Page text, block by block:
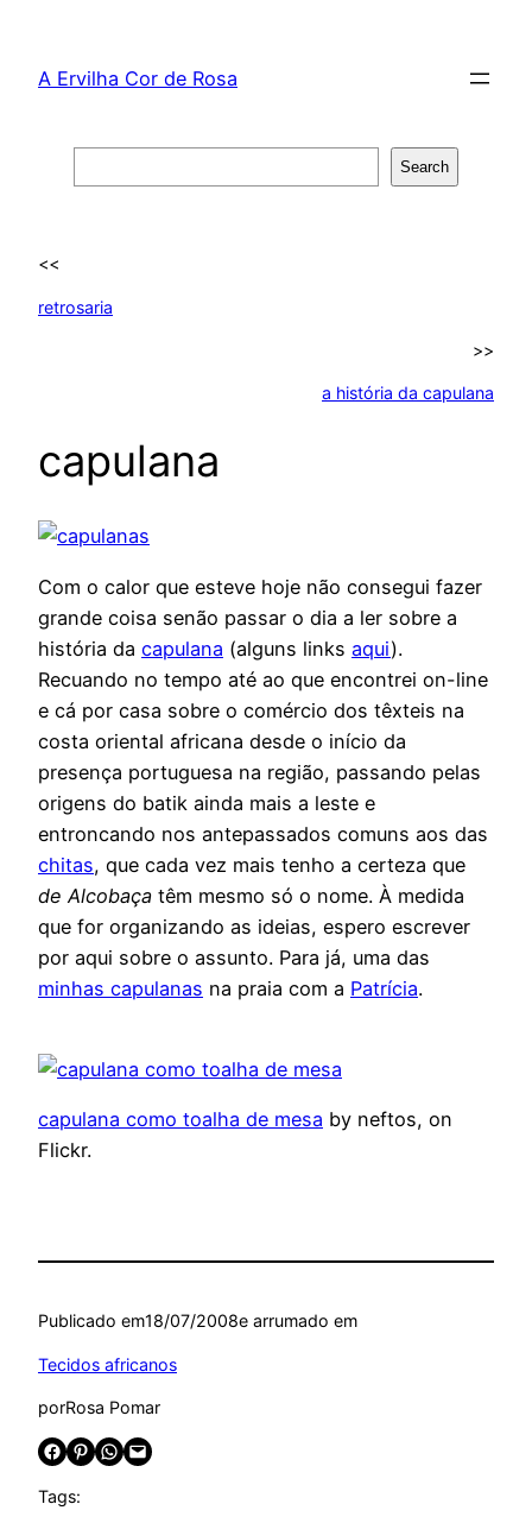
content
A Ervilha Cor de Rosa
Search
<<
retrosaria
>>
a história da capulana
capulana
Com o calor que esteve hoje não consegui fazer
grande coisa senão passar o dia a ler sobre a
história da capulana (alguns links aqui).
Recuando no tempo até ao que encontrei on-line
e cá por casa sobre o comércio dos têxteis na
costa oriental africana desde o início da
presença portuguesa na região, passando pelas
origens do batik ainda mais a leste e
entroncando nos antepassados comuns aos das
chitas, que cada vez mais tenho a certeza que
de Alcobaça têm mesmo só o nome. À medida
que for organizando as ideias, espero escrever
por aqui sobre o assunto. Para já, uma das
minhas capulanas na praia com a Patrícia.
capulana como toalha de mesa by neftos, on
Flickr.
Publicado em18/07/2008e arrumado em
Tecidos africanos
porRosa Pomar
Share on Facebook Share on Pinterest Share on WhatsApp Email this Page
Tags: